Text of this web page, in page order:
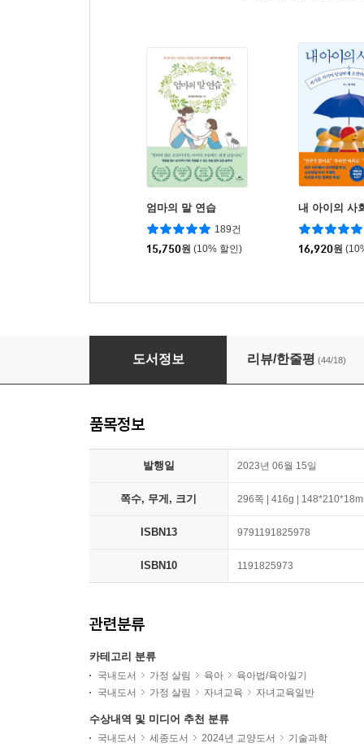
엄마의 말 연습
189건
15,750원 (10% 할인)
내 아이의 사
16,920원
회복탄력성의 힘
도서정보 리뷰/한줄평 (44/18)
품목정보
발행일 2023년 06월 15일
쪽수, 무게, 크기 296쪽 | 416g |
ISBN13 9791191825978
ISBN10 1191825973
관련분류
카테고리 분류
국내도서 가정 살림 육아
육아법/육아일기
국내도서
가정 살림 자녀교육 자녀교육일반
수상내역 및 미디어 추천 분류
국내도서 세종도서 2024년 교양도서 기술과학